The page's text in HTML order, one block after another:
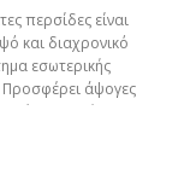
περσίδες είναι
και διαχρονικό
εσωτερικής
Προσφέρει άψογες
ιδανική